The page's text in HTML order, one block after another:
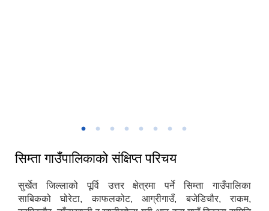
सिम्ता गाउँपालिकाको संक्षिप्त परिचय
सुर्खेत जिल्लाको पूर्वि उत्तर क्षेत्रमा पर्ने सिम्ता गाउँपालिका
साबिकको घोरेटा, काफलकोट, आग्रीगाउँ, बजेडिचौर, राकम,